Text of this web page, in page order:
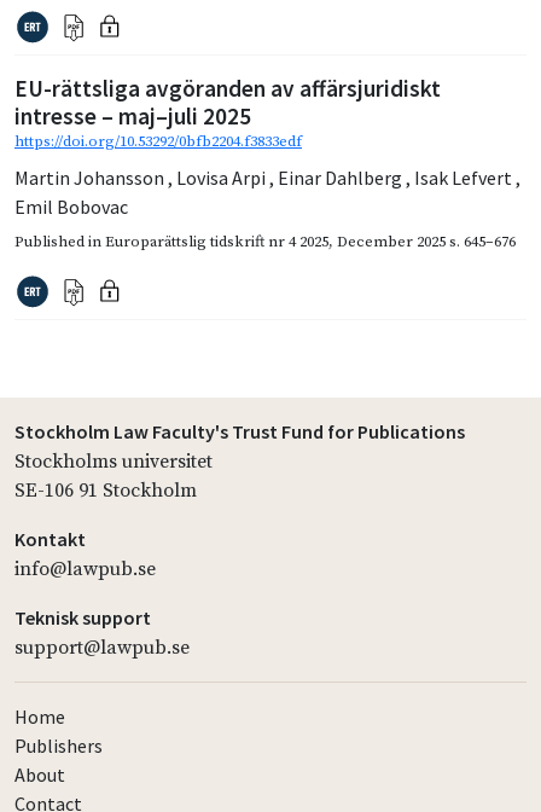
EU-rättsliga avgöranden av affärsjuridiskt
intresse – maj–juli 2025
https://doi.org/10.53292/0bfb2204.f3833edf
Martin Johansson , Lovisa Arpi , Einar Dahlberg , Isak Lefvert,
Emil Bobovac
Published inEuroparättslig tidskrift nr 4 2025, December 2025s. 645–676
Stockholm Law Faculty's Trust Fund for Publications
Stockholms universitet
SE-106 91 Stockholm
Kontakt
info@lawpub.se
Teknisk support
support@lawpub.se
Home
Publishers
About
Contact